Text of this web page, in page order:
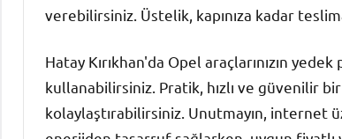
verebilirsiniz. Üstelik, kapınıza kadar
Hatay Kırıkhan'da Opel araçlarınızın
kullanabilirsiniz. Pratik, hızlı ve güvenilir
kolaylaştırabilirsiniz. Unutmayın, internet